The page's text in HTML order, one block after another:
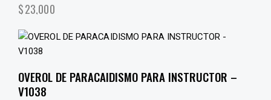
$23,000
OVEROL DE PARACAIDISMO PARA INSTRUCTOR –
V1038